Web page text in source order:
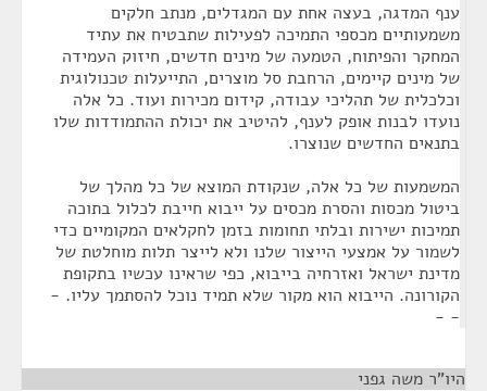
ענף המדגה, בעצה אחת עם המגדלים, מנתב חלקים
משמעותיים מכספי התמיכה לפעילות שתבטיח את עתיד
המחקר והפיתוח, הטמעה של מינים חדשים, חיזוק העמידה
של מינים קיימים, הרחבת סל מוצרים, התייעלות טכנולוגית
וכלכלית של תהליכי עבודה, קידום מכירות ועוד. כל אלה
נועדו לבנות אופק לענף, להיטיב את יכולת ההתמודדות שלו
בתנאים החדשים שנוצרו.
המשמעות של כל אלה, שנקודת המוצא של כל מהלך של
ביטול מכסות והסרת מכסים על ייבוא חייבת לכלול בתוכה
תמיכות ישירות ובלתי תחומות בזמן לחקלאים המקומיים כדי
לשמור על אמצעי הייצור שלנו ולא לייצר תלות מוחלטת של
מדינת ישראל ואזרחיה בייבוא, כפי שראינו עכשיו בתקופת
הקורונה. הייבוא הוא מקור שלא תמיד נוכל להסתמך עליו. -
- -
היו"ר משה גפני